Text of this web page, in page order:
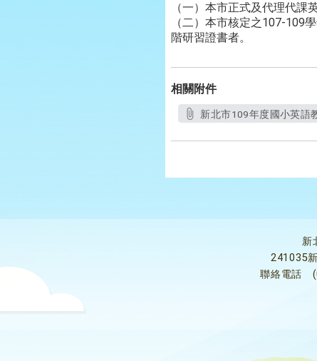
（一）本市正式及代理代課
（二）本市核定之107-109
階研習證書者。
相關附件
新北市109年度國小英語
新
241035
聯絡電話